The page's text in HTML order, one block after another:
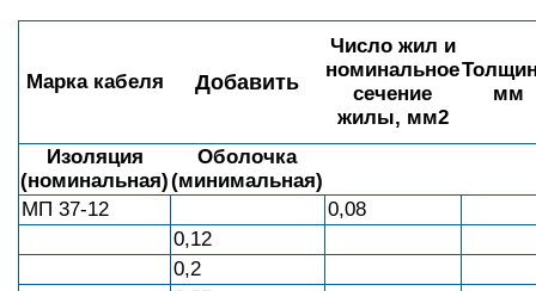
Марка кабеля Добавить
Число жил и
номинальное
сечение
жилы, мм2
мм
Изоляция
(номинальная)
Оболочка
(минимальная)
МП 37-12
0,08
0,12
0,2